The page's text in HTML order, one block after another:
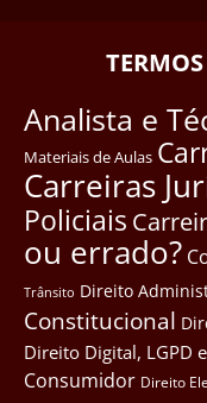
Analista e
Materiais de Aulas
Carreiras
Policiais
ou errado?
Trânsito Direito
Constitucional
Direito Digital, LGPD
Consumidor Direito